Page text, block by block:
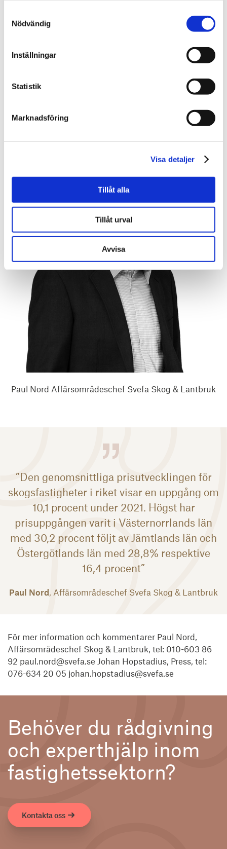
Nödvändig
Inställningar
Statistik
Marknadsföring
Visa detaljer
Tillåt alla
Tillåt urval
Avvisa
Svefas Skogsfastighetsindex och den bifogade
tabellen är fri för publicering i samband med artikel om
pressmeddelandet samt sedvanligt omnämnande av
Paul Nord Affärsområdeschef Svefa Skog & Lantbruk
”Den genomsnittliga prisutvecklingen för
skogsfastigheter i riket visar en uppgång om
10,1 procent under 2021. Högst har
prisuppgången varit i Västernorrlands län
med 30,2 procent följt av Jämtlands län och
Östergötlands län med 28,8% respektive
16,4 procent”
Paul Nord , Affärsområdeschef Svefa Skog & Lantbruk
För mer information och kommentarer Paul Nord,
Affärsområdeschef Skog & Lantbruk, tel: 010-603 86
92 paul.nord@svefa.se Johan Hopstadius, Press, tel:
076-634 20 05 johan.hopstadius@svefa.se
Behöver du rådgivning
och experthjälp inom
fastighetssektorn?
Kontakta oss